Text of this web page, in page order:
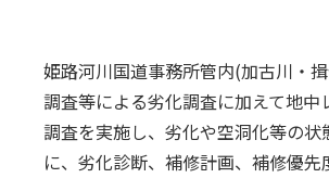
姫路河川国道事務所管内(加古川・
調査等による劣化調査に加えて地
調査を実施し、劣化や空洞化等の
に、劣化診断、補修計画、補修優先